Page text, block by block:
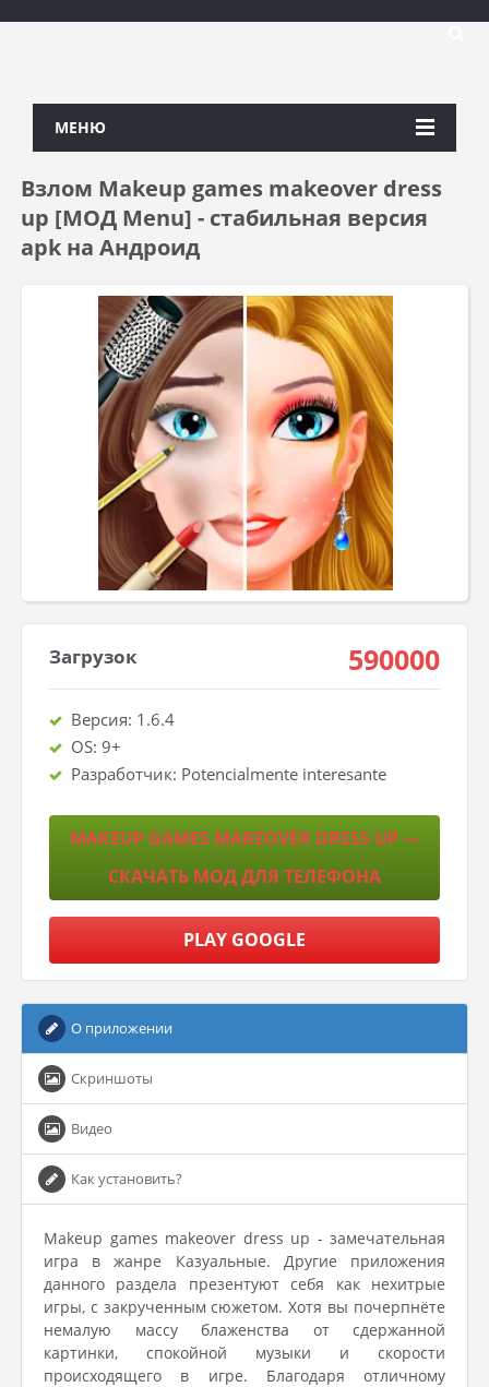
МЕНЮ
Взлом Makeup games makeover dress
up [МОД Menu] - стабильная версия
apk на Андроид
Загрузок 590000
Версия: 1.6.4
OS: 9+
Разработчик: Potencialmente interesante
MAKEUP GAMES MAKEOVER DRESS UP —
СКАЧАТЬ МОД ДЛЯ ТЕЛЕФОНА
PLAY GOOGLE
О приложении
Скриншоты
Видео
Как установить?
Makeup games makeover dress up - замечательная
игра в жанре Казуальные. Другие приложения
данного раздела презентуют себя как нехитрые
игры, с закрученным сюжетом. Хотя вы почерпнёте
немалую массу блаженства от сдержанной
картинки, спокойной музыки и скорости
происходящего в игре. Благодаря отличному